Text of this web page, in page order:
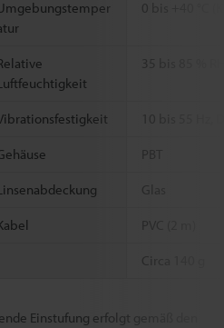
0 bis +40 °C
35 bis 85 %
PBT
Glas
PVC (2 m)
Circa 140 g
Einstufung erfolgt gemäß den